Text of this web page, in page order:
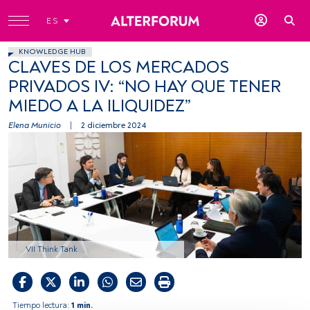
ES
KNOWLEDGE HUB
CLAVES DE LOS MERCADOS
PRIVADOS IV: “NO HAY QUE TENER
MIEDO A LA ILIQUIDEZ”
Elena Municio 2 diciembre 2024
VII Think Tank
Tiempo lectura: 1 min.